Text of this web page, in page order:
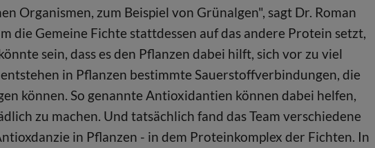
Organismen, zum Beispiel von Grünalgen", sagt Dr. Roman
die Gemeine Fichte stattdessen auf das andere Protein setzt,
sein, dass es den Pflanzen dabei hilft, sich vor zu viel
in Pflanzen bestimmte Sauerstoffverbindungen, die
können. So genannte Antioxidantien können dabei helfen,
zu machen. Und tatsächlich fand das Team verschiedene
in Pflanzen - in dem Proteinkomplex der Fichten. In